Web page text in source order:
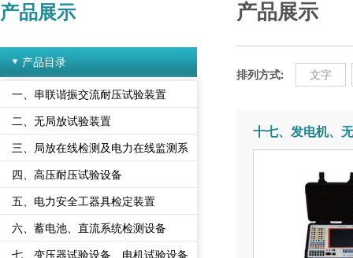
产品展示
产品目录
一、串联谐振交流耐压试验装置
二、无局放试验装置
三、局放在线检测及电力在线监测系
四、高压耐压试验设备
五、电力安全工器具检定装置
六、蓄电池、直流系统检测设备
七、变压器试验设备、电机试验设备
产品展示
排列方式: 文字
十七、发电机、